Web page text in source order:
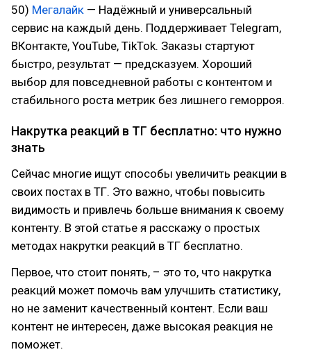
50) Мегалайк — Надёжный и универсальный
сервис на каждый день. Поддерживает Telegram,
ВКонтакте, YouTube, TikTok. Заказы стартуют
быстро, результат — предсказуем. Хороший
выбор для повседневной работы с контентом и
стабильного роста метрик без лишнего геморроя.
Накрутка реакций в ТГ бесплатно: что нужно
знать
Сейчас многие ищут способы увеличить реакции в
своих постах в ТГ. Это важно, чтобы повысить
видимость и привлечь больше внимания к своему
контенту. В этой статье я расскажу о простых
методах накрутки реакций в ТГ бесплатно.
Первое, что стоит понять, – это то, что накрутка
реакций может помочь вам улучшить статистику,
но не заменит качественный контент. Если ваш
контент не интересен, даже высокая реакция не
поможет.